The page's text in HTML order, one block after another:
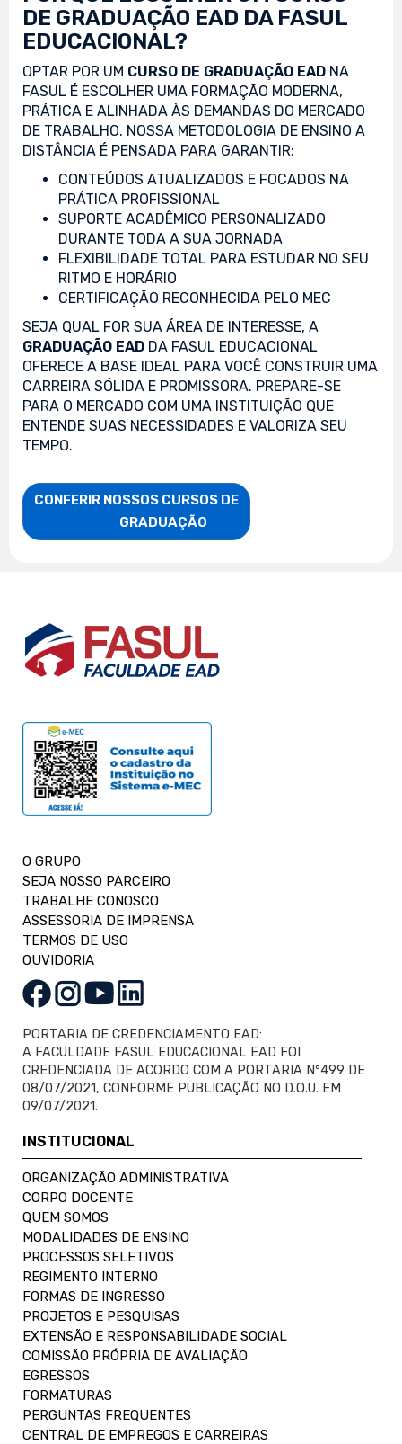
DE GRADUAÇÃO EAD DA FASUL
EDUCACIONAL?
OPTAR POR UM CURSO DE GRADUAÇÃO EAD NA
FASUL É ESCOLHER UMA FORMAÇÃO MODERNA,
PRÁTICA E ALINHADA ÀS DEMANDAS DO MERCADO
DE TRABALHO. NOSSA METODOLOGIA DE ENSINO A
DISTÂNCIA É PENSADA PARA GARANTIR:
CONTEÚDOS ATUALIZADOS E FOCADOS NA
PRÁTICA PROFISSIONAL
SUPORTE ACADÊMICO PERSONALIZADO
DURANTE TODA A SUA JORNADA
FLEXIBILIDADE TOTAL PARA ESTUDAR NO SEU
RITMO E HORÁRIO
CERTIFICAÇÃO RECONHECIDA PELO MEC
SEJA QUAL FOR SUA ÁREA DE INTERESSE, A
GRADUAÇÃO EAD DA FASUL EDUCACIONAL
OFERECE A BASE IDEAL PARA VOCÊ CONSTRUIR UMA
CARREIRA SÓLIDA E PROMISSORA. PREPARE-SE
PARA O MERCADO COM UMA INSTITUIÇÃO QUE
ENTENDE SUAS NECESSIDADES E VALORIZA SEU
TEMPO.
CONFERIR NOSSOS CURSOS DE
                    GRADUAÇÃO
O GRUPO
SEJA NOSSO PARCEIRO
TRABALHE CONOSCO
ASSESSORIA DE IMPRENSA
TERMOS DE USO
OUVIDORIA
PORTARIA DE CREDENCIAMENTO EAD:
A FACULDADE FASUL EDUCACIONAL EAD FOI
CREDENCIADA DE ACORDO COM A PORTARIA Nº499 DE
08/07/2021, CONFORME PUBLICAÇÃO NO D.O.U. EM
09/07/2021.
INSTITUCIONAL
ORGANIZAÇÃO ADMINISTRATIVA
CORPO DOCENTE
QUEM SOMOS
MODALIDADES DE ENSINO
PROCESSOS SELETIVOS
REGIMENTO INTERNO
FORMAS DE INGRESSO
PROJETOS E PESQUISAS
EXTENSÃO E RESPONSABILIDADE SOCIAL
COMISSÃO PRÓPRIA DE AVALIAÇÃO
EGRESSOS
FORMATURAS
PERGUNTAS FREQUENTES
CENTRAL DE EMPREGOS E CARREIRAS